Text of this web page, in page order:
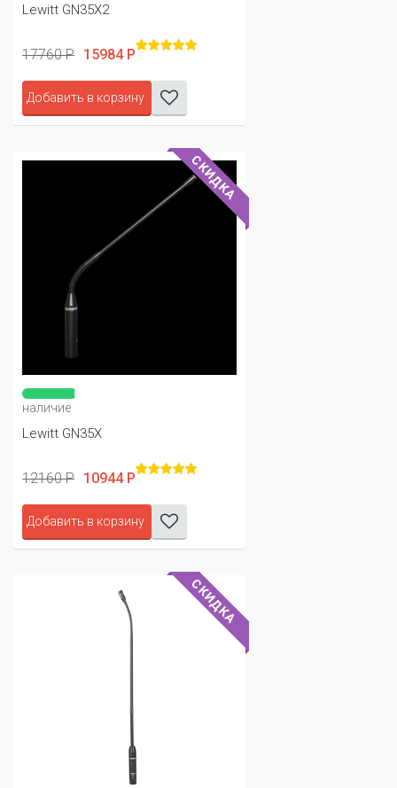
Lewitt GN35X2
17760 Р 15984 Р
Добавить в корзину
СКИДКА
наличие
Lewitt GN35X
12160 Р 10944 Р
Добавить в корзину
СКИДКА